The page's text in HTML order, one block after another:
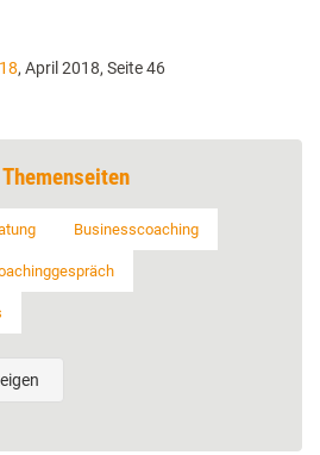
, April 2018, Seite 46
Businesscoaching